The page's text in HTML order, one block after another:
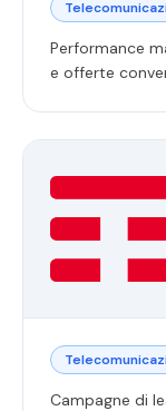
Performance
e offerte
Campagne di